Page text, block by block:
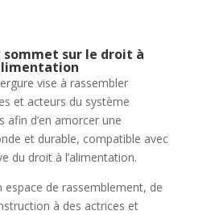
sommet sur le droit à
vise à rassembler
et acteurs du système
afin d’en amorcer une
et durable, compatible avec
du droit à l’alimentation.
de rassemblement, de
à des actrices et